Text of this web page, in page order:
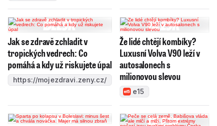
Jak se zdravě zchladit v
tropických vedrech: Co
pomáhá a kdy už riskujete úpal
https://mojezdravi.zeny.cz/
Že lidé chtějí kombíky?
Luxusní Volva V90 leží v
autosalonech s
milionovou slevou
e15